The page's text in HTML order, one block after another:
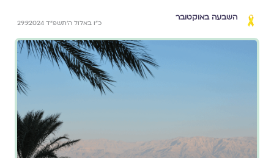
השבעה באוקטובר
כ״ו באלול ה׳תשפ״ד 29.9.2024